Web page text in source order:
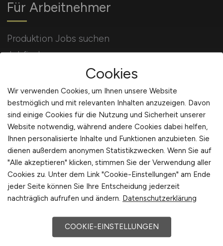
Für Arbeitnehmer
Produktion Jobs suchen
Jobfinder
Arbeitnehmer Registrierung
Social Media & Networks
Arbeitgeber Kontakt
Karrierenetzwerk
Cookies
Wir verwenden Cookies, um Ihnen unsere Website
bestmöglich und mit relevanten Inhalten anzuzeigen. Davon
sind einige Cookies für die Nutzung und Sicherheit unserer
Website notwendig, während andere Cookies dabei helfen,
Ihnen personalisierte Inhalte und Funktionen anzubieten. Sie
dienen außerdem anonymen Statistikzwecken. Wenn Sie auf
"Alle akzeptieren" klicken, stimmen Sie der Verwendung aller
Cookies zu. Unter dem Link "Cookie-Einstellungen" am Ende
jeder Seite können Sie Ihre Entscheidung jederzeit
nachträglich aufrufen und ändern. Datenschutzerklärung
COOKIE-EINSTELLUNGEN